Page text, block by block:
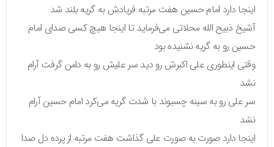
اینجا دارد امام حسین هفت مرتبه فریادش به گریه بلند شد
آشیخ ذبیح الله محلاتی می‌فرماید تا اینجا هیچ کسی صدای امام
حسین رو به گریه نشنیده بود
وقتی اینطوری علی اکبرش رو دید سر علیش رو به دامن گرفت آرام
نشد
سر علی رو به سینه چسبوند با شدت گریه می‌کرد امام حسین آرام
نشد
اینجا دارد صورت به صورت علی گذاشت هفت مرتبه از پرده دل صدا